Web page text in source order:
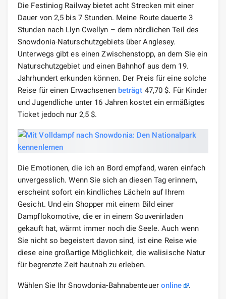
Die Festiniog Railway bietet acht Strecken mit einer
Dauer von 2,5 bis 7 Stunden. Meine Route dauerte 3
Stunden nach Llyn Cwellyn – dem nördlichen Teil des
Snowdonia-Naturschutzgebiets über Anglesey.
Unterwegs gibt es einen Zwischenstopp, an dem Sie ein
Naturschutzgebiet und einen Bahnhof aus dem 19.
Jahrhundert erkunden können. Der Preis für eine solche
Reise für einen Erwachsenen beträgt 47,70 $. Für Kinder
und Jugendliche unter 16 Jahren kostet ein ermäßigtes
Ticket jedoch nur 2,5 $.
Die Emotionen, die ich an Bord empfand, waren einfach
unvergesslich. Wenn Sie sich an diesen Tag erinnern,
erscheint sofort ein kindliches Lächeln auf Ihrem
Gesicht. Und ein Shopper mit einem Bild einer
Dampflokomotive, die er in einem Souvenirladen
gekauft hat, wärmt immer noch die Seele. Auch wenn
Sie nicht so begeistert davon sind, ist eine Reise wie
diese eine großartige Möglichkeit, die walisische Natur
für begrenzte Zeit hautnah zu erleben.
Wählen Sie Ihr Snowdonia-Bahnabenteuer online .